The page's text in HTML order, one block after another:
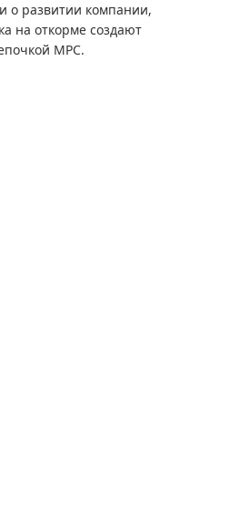
о развитии компании,
на откорме создают
МРС.